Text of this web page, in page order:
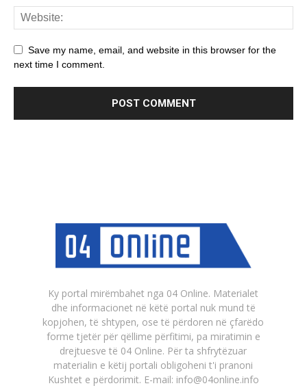
Save my name, email, and website in this browser for the
next time I comment.
Ky portal mirëmbahet nga 04 Online. Materialet
dhe informacionet në këtë portal nuk mund të
kopjohen, të shtypen, ose të përdoren në çfarëdo
forme tjetër për qëllime përfitimi, pa miratimin e
drejtuesve të 04 Online. Për ta shfrytëzuar
materialin e këtij portali obligoheni t'i pranoni
Kushtet e përdorimit. E-mail: info@04online.info